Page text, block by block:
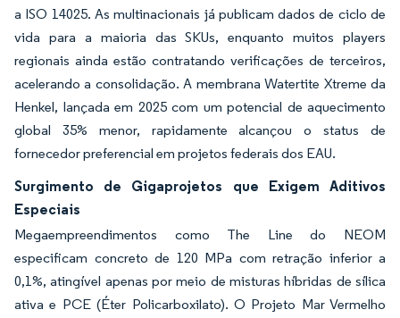
a ISO 14025. As multinacionais já publicam dados de ciclo de
vida para a maioria das SKUs, enquanto muitos players
regionais ainda estão contratando verificações de terceiros,
acelerando a consolidação. A membrana Watertite Xtreme da
Henkel, lançada em 2025 com um potencial de aquecimento
global 35% menor, rapidamente alcançou o status de
fornecedor preferencial em projetos federais dos EAU.
Surgimento de Gigaprojetos que Exigem Aditivos
Especiais
Megaempreendimentos como The Line do NEOM
especificam concreto de 120 MPa com retração inferior a
0,1%, atingível apenas por meio de misturas híbridas de sílica
ativa e PCE (Éter Policarboxilato). O Projeto Mar Vermelho